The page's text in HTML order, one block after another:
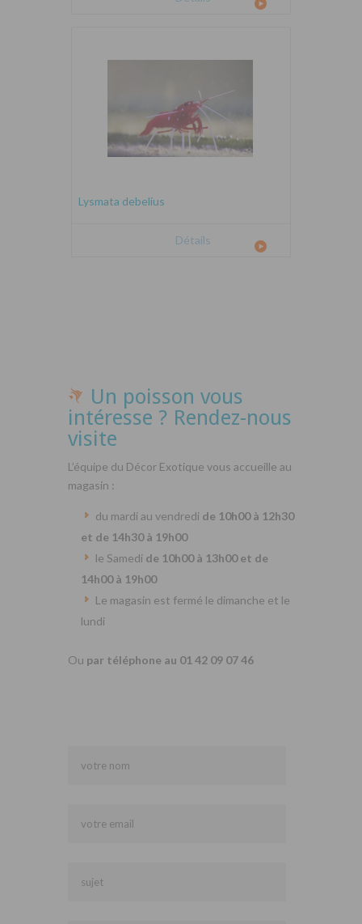
Lysmata debelius
Détails
Un poisson vous
intéresse ? Rendez-nous
visite
L’équipe du Décor Exotique vous accueille au
magasin :
du mardi au vendredi de 10h00 à 12h30
et de 14h30 à 19h00
le Samedi de 10h00 à 13h00 et de
14h00 à 19h00
Le magasin est fermé le dimanche et le
lundi
Ou par téléphone au 01 42 09 07 46